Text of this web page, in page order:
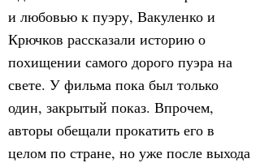
и любовью к пуэру, Вакуленко и
Крючков рассказали историю о
похищении самого дорого пуэра на
свете. У фильма пока был только
один, закрытый показ. Впрочем,
авторы обещали прокатить его в
целом по стране, но уже после выхода